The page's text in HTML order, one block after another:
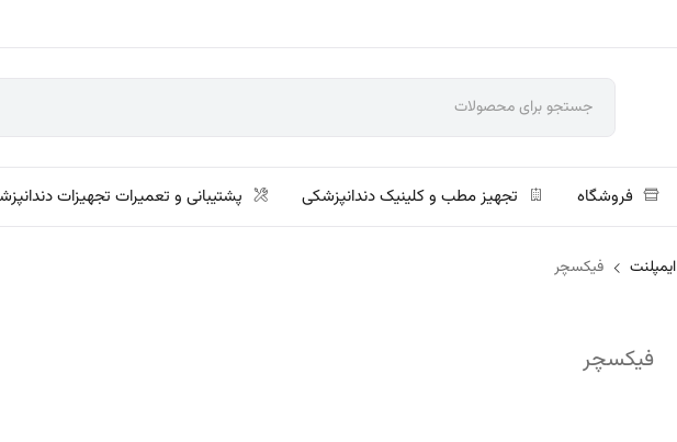
فروشگاه تجهیز مطب و کلینیک دندانپزشکی پشتیبانی و تعمیرات تجهیزات
ایمپلنت فیکسچر
فیکسچر